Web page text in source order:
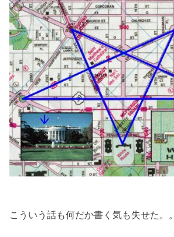
こういう話も何だか書く気も失せた。。